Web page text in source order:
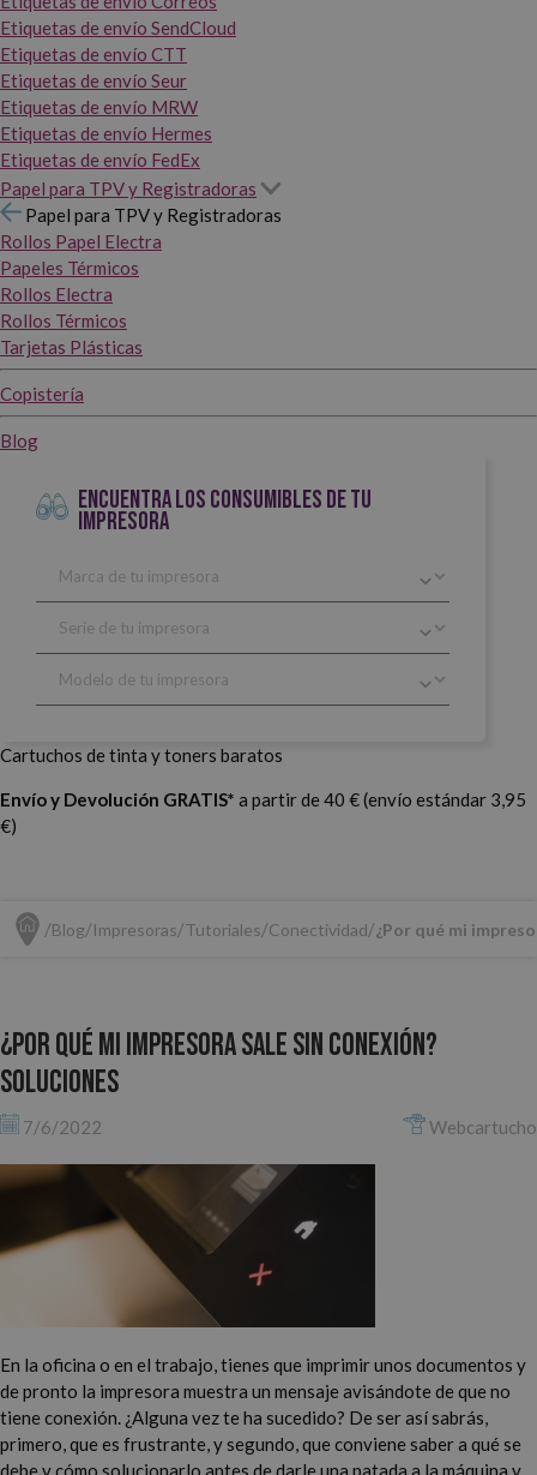
Etiquetas de envío SendCloud
Etiquetas de envío CTT
Etiquetas de envío Seur
Etiquetas de envío MRW
Etiquetas de envío Hermes
Etiquetas de envío FedEx
Papel para TPV y Registradoras
Papel para TPV y Registradoras
Rollos Papel Electra
Papeles Térmicos
Rollos Electra
Rollos Térmicos
Tarjetas Plásticas
Copistería
Blog
ENCUENTRA LOS CONSUMIBLES DE TU
IMPRESORA
Cartuchos de tinta y toners baratos
Envío y Devolución GRATIS* a partir de 40 € (envío estándar 3,95
€)
Blog Impresoras Tutoriales Conectividad ¿Por qué mi
¿Por qué mi impresora sale sin conexión?
Soluciones
7/6/2022 Webcartucho
En la oficina o en el trabajo, tienes que imprimir unos documentos y
de pronto la impresora muestra un mensaje avisándote de que no
tiene conexión. ¿Alguna vez te ha sucedido? De ser así sabrás,
primero, que es frustrante, y segundo, que conviene saber a qué se
debe y cómo solucionarlo antes de darle una patada a la máquina y